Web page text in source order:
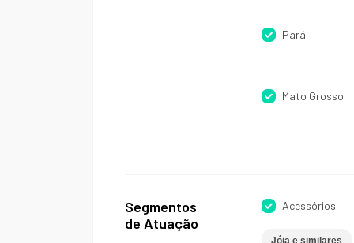
Pará
Mato Grosso
Segmentos
de Atuação
Acessórios
Jóia e similares